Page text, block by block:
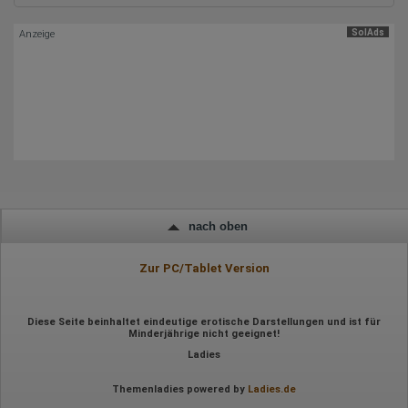
Hotjar
Datum und Uhrzeit des Besuchs
Mausbewegungen
Eindeutige Gerätekennung
SolAds
Anzeige
nach oben
Zur PC/Tablet Version
Diese Seite beinhaltet eindeutige erotische Darstellungen und ist für
Minderjährige nicht geeignet!
Ladies
Themenladies powered by Ladies.de